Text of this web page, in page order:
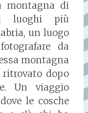
montagna di
luoghi più
un luogo
da
montagna
ritrovato dopo
Un viaggio
le cosche